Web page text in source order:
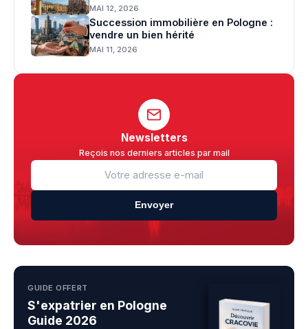
MAI 12, 2026
Succession immobilière en Pologne :
vendre un bien hérité
MAI 11, 2026
Newsletters
Reçois nos derniers articles par mail
Envoyer
GUIDE OFFERT
S'expatrier en Pologne
Guide 2026